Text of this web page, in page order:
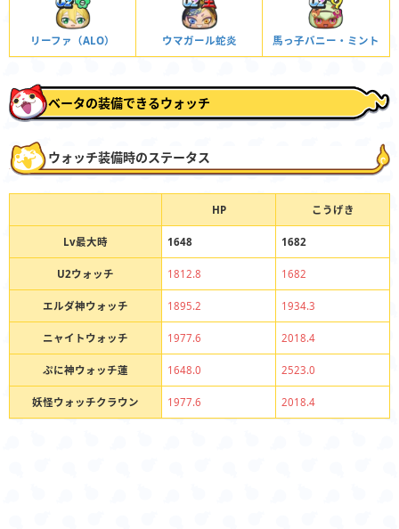
リーファ（ALO） ウマガール蛇炎 馬っ子バニー・ミント
ベータの装備できるウォッチ
ウォッチ装備時のステータス
HP こうげき
Lv最大時 1648 1682
U2ウォッチ 1812.8 1682
エルダ神ウォッチ 1895.2 1934.3
ニャイトウォッチ 1977.6 2018.4
ぷに神ウォッチ蓮 1648.0 2523.0
妖怪ウォッチクラウン 1977.6 2018.4